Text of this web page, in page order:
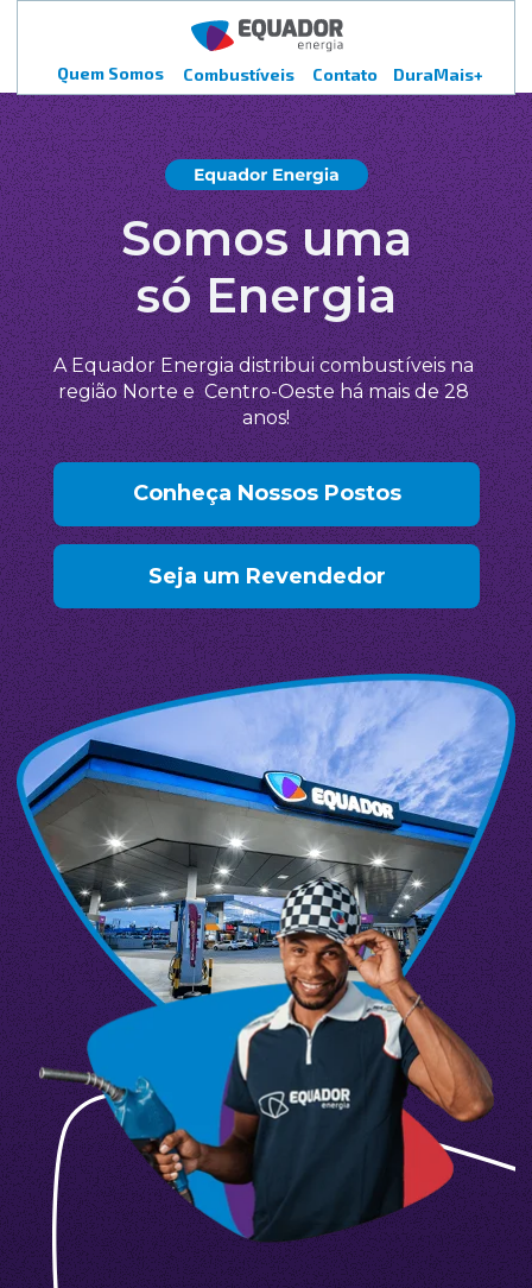
Quem Somos Combustíveis Contato DuraMais+
Somos uma
só Energia
A Equador Energia distribui combustíveis na
região Norte e Centro-Oeste há mais de 28
anos!
Conheça Nossos Postos
Seja um Revendedor